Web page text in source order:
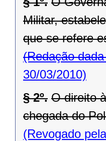
Militar,
que se refere
(Redação
30/03/2010)
§ 2º. O direito
chegada do
(Revogado